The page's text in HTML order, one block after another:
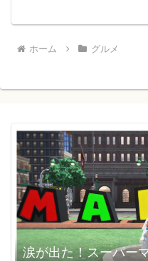
ホーム グルメ
涙が出た！スーパー